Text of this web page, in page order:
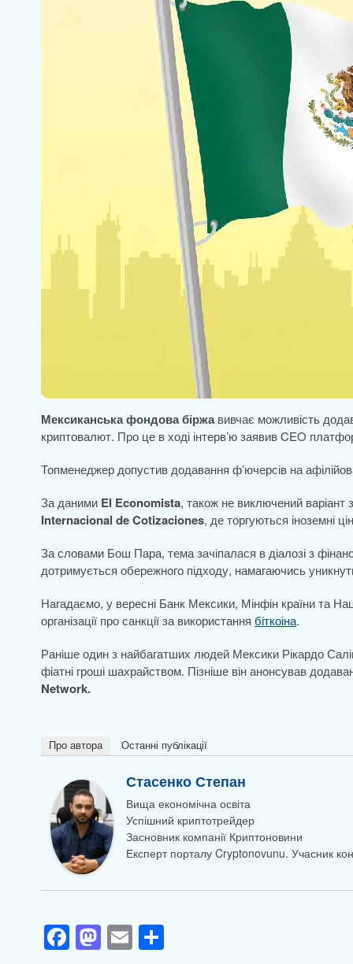
Мексиканська фондова біржавивчає можливість
криптовалют. Про це в ході інтерв’ю заявив CEO
Топменеджер допустив додавання ф’ючерсів на
За даними El Economista, також не виключений варіант
Internacional de Cotizaciones, де торгуються іноземні
За словами Бош Пара, тема зачіпалася в діалозі з
дотримується обережного підходу, намагаючись
Нагадаємо, у вересні Банк Мексики, Мінфін країни та
організації про санкції за використання біткоіна.
Раніше один з найбагатших людей Мексики Рікардо
фіатні гроші шахрайством. Пізніше він анонсував
Network.
Про автора Останні публікації
Стасенко Степан
Вища економічна освіта
Успішний криптотрейдер
Засновник компанії Криптоновини
Експерт порталу Cryptonovunu. Учасник
F M E